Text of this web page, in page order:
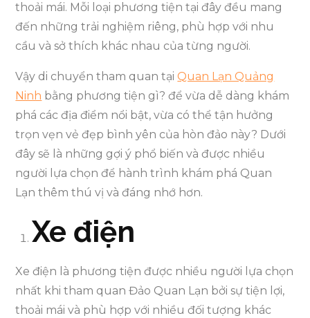
thoải mái. Mỗi loại phương tiện tại đây đều mang
đến những trải nghiệm riêng, phù hợp với nhu
cầu và sở thích khác nhau của từng người.
Vậy di chuyển tham quan tạiQuan Lạn Quảng
Ninh bằng phương tiện gì? để vừa dễ dàng khám
phá các địa điểm nổi bật, vừa có thể tận hưởng
trọn vẹn vẻ đẹp bình yên của hòn đảo này? Dưới
đây sẽ là những gợi ý phổ biến và được nhiều
người lựa chọn để hành trình khám phá Quan
Lạn thêm thú vị và đáng nhớ hơn.
Xe điện
Xe điện là phương tiện được nhiều người lựa chọn
nhất khi tham quan Đảo Quan Lạn bởi sự tiện lợi,
thoải mái và phù hợp với nhiều đối tượng khác